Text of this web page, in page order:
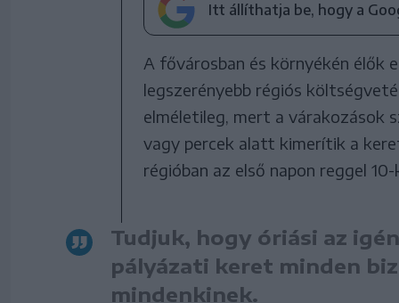
Itt állíthatja be, hogy a
A fővárosban és környékén élők
legszerényebb régiós
elméletileg, mert a várakozások
vagy percek alatt kimerítik a
régióban az első napon reggel
Tudjuk, hogy óriási az
pályázati keret minden
mindenkinek.